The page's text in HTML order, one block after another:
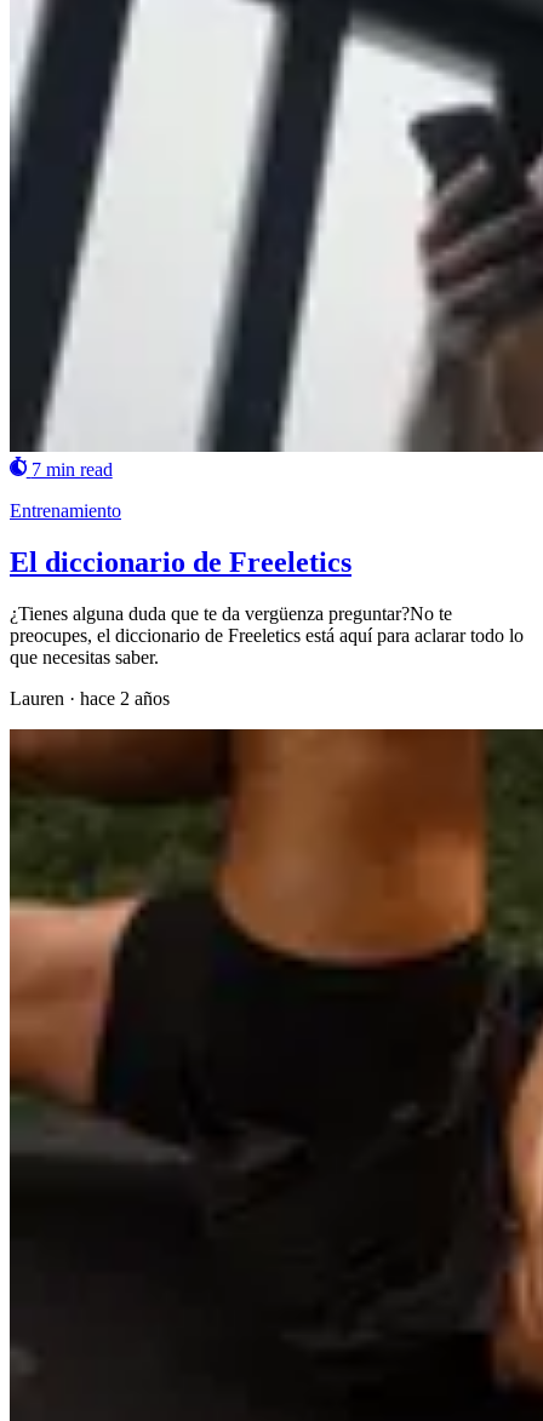
7 min read
Entrenamiento
El diccionario de Freeletics
¿Tienes alguna duda que te da vergüenza preguntar?No te
preocupes, el diccionario de Freeletics está aquí para aclarar todo lo
que necesitas saber.
Lauren · hace 2 años